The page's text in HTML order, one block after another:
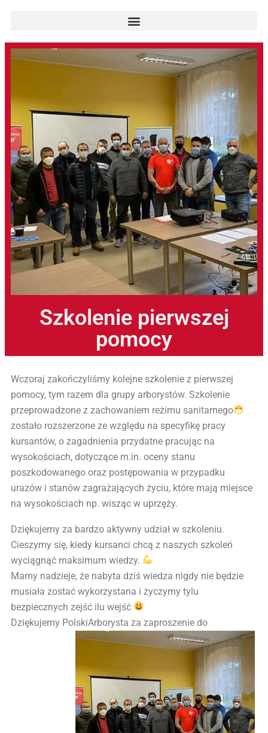
Szkolenie pierwszej
pomocy
Wczoraj zakończyliśmy kolejne szkolenie z pierwszej
pomocy, tym razem dla grupy arborystów. Szkolenie
przeprowadzone z zachowaniem reżimu sanitarnego
zostało rozszerzone ze względu na specyfikę pracy
kursantów, o zagadnienia przydatne pracując na
wysokościach, dotyczące m.in. oceny stanu
poszkodowanego oraz postępowania w przypadku
urazów i stanów zagrażających życiu, które mają miejsce
na wysokościach np. wisząc w uprzęży.
Dziękujemy za bardzo aktywny udział w szkoleniu.
Cieszymy się, kiedy kursanci chcą z naszych szkoleń
wyciągnąć maksimum wiedzy.
Mamy nadzieje, że nabyta dziś wiedza nigdy nie będzie
musiała zostać wykorzystana i życzymy tylu
bezpiecznych zejść ilu wejść
Dziękujemy PolskiArborysta za zaproszenie do